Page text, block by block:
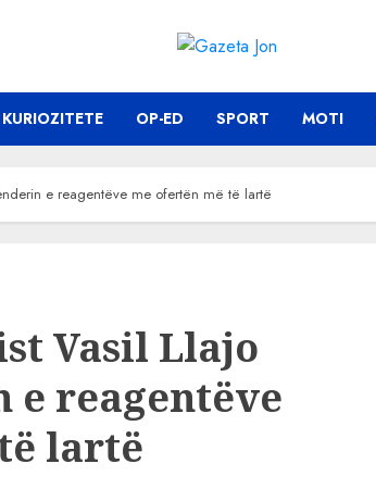
KURIOZITETE OP-ED SPORT MOTI
e reagentëve me ofertën më të lartë
Vasil Llajo
reagentëve
lartë